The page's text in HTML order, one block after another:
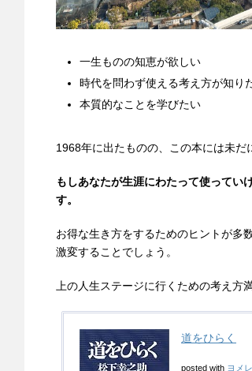
一生ものの知恵が欲しい
時代を問わず使える考え方が知り
本質的なことを学びたい
1968年に出たものの、この本には未だ
もしあなたが生涯にわたって使ってい
す。
お得な生き方をするためのヒントが多
激変することでしょう。
上の人生ステージに行くための考え方
道をひらく
posted with ヨメ